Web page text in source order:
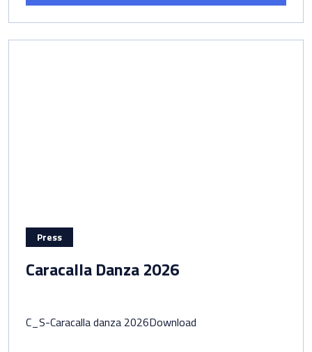
Press
Caracalla Danza 2026
C_S-Caracalla danza 2026Download